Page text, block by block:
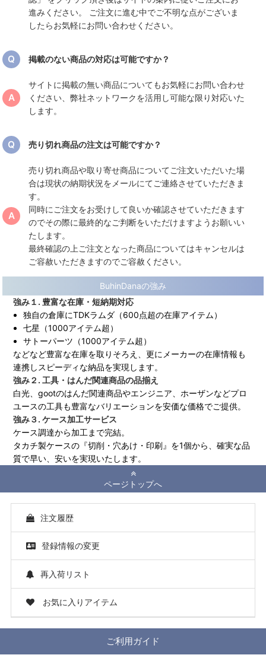
進みください。 ご注文に進む中でご不明な点がございま
したらお気軽にお問い合わせください。
掲載のない商品の対応は可能ですか？
サイトに掲載の無い商品についてもお気軽にお問い合わせ
ください、弊社ネットワークを活用し可能な限り対応いた
します。
売り切れ商品の注文は可能ですか？
売り切れ商品や取り寄せ商品についてご注文いただいた場
合は現状の納期状況をメールにてご連絡させていただきま
す。
同時にご注文をお受けして良いか確認させていただきます
のでその際に最終的なご判断をいただけますようお願いい
たします。
最終確認の上ご注文となった商品についてはキャンセルは
ご容赦いただきますのでご容赦ください。
BuhinDanaの強み
強み１. 豊富な在庫・短納期対応
独自の倉庫にTDKラムダ（600点超の在庫アイテム）
七星（1000アイテム超）
サトーパーツ（1000アイテム超）
などなど豊富な在庫を取りそろえ、更にメーカーの在庫情報も
連携しスピーディな納品を実現します。
強み２. 工具・はんだ関連商品の品揃え
白光、gootのはんだ関連商品やエンジニア、ホーザンなどプロ
ユースの工具も豊富なバリエーションを安価な価格でご提供。
強み３. ケース加工サービス
ケース調達から加工まで完結。
タカチ製ケースの『切削・穴あけ・印刷』を1個から、確実な品
質で早い、安いを実現いたします。
ページトップへ
注文履歴
登録情報の変更
再入荷リスト
お気に入りアイテム
ご利用ガイド